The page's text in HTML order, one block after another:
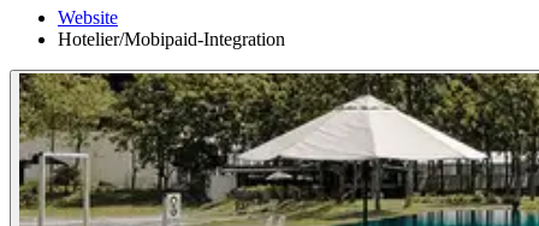
Website
Hotelier/Mobipaid-Integration